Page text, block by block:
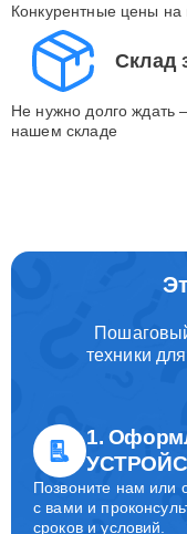
Конкурентные цены на
Склад
Не нужно долго ждать
нашем складе
техники
1.
Позвоните нам или
с вами и
сроков и условий.